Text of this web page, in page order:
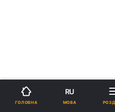
ГОЛОВНА
RU
МОВА